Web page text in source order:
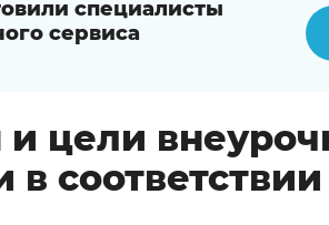
специалисты
сервиса
цели
в